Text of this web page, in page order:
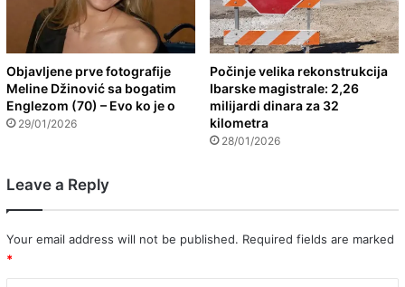
Objavljene prve fotografije
Meline Džinović sa bogatim
Englezom (70) – Evo ko je o
29/01/2026
Počinje velika rekonstrukcija
Ibarske magistrale: 2,26
milijardi dinara za 32
kilometra
28/01/2026
Leave a Reply
Your email address will not be published. Required fields are marked
*